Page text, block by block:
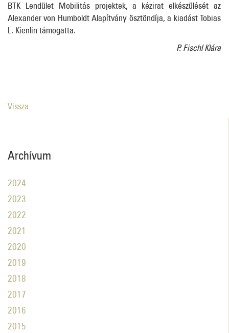
Archívum
2024
2023
2022
2021
2020
2019
2018
2017
2016
2015
BTK Lendület Mobilitás projektek, a kézirat elkészülését az
Alexander von Humboldt Alapítvány ösztöndíja, a kiadást Tobias
L. Kienlin támogatta.
P. Fischl Klára
Vissza